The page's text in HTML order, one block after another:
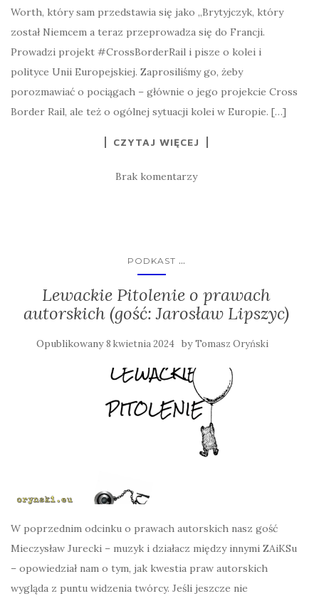
Worth, który sam przedstawia się jako „Brytyjczyk, który
został Niemcem a teraz przeprowadza się do Francji.
Prowadzi projekt #CrossBorderRail i pisze o kolei i
polityce Unii Europejskiej. Zaprosiliśmy go, żeby
porozmawiać o pociągach – głównie o jego projekcie Cross
Border Rail, ale też o ogólnej sytuacji kolei w Europie. […]
CZYTAJ WIĘCEJ
Brak komentarzy
PODKAST ...
Lewackie Pitolenie o prawach
autorskich (gość: Jarosław Lipszyc)
Opublikowany8 kwietnia 2024 byTomasz Oryński
W poprzednim odcinku o prawach autorskich nasz gość
Mieczysław Jurecki – muzyk i działacz między innymi ZAiKSu
– opowiedział nam o tym, jak kwestia praw autorskich
wygląda z puntu widzenia twórcy. Jeśli jeszcze nie